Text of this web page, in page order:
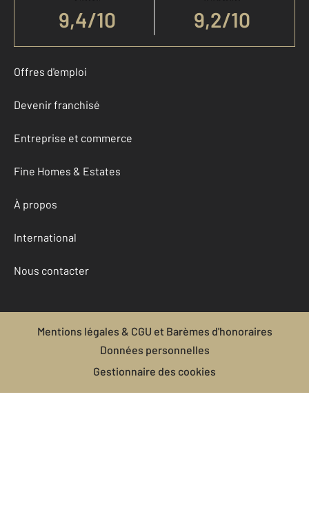
9,4/10 9,2/10
Offres d'emploi
Devenir franchisé
Entreprise et commerce
Fine Homes & Estates
À propos
International
Nous contacter
Mentions légales & CGU et Barèmes d'honoraires
Données personnelles
Gestionnaire des cookies